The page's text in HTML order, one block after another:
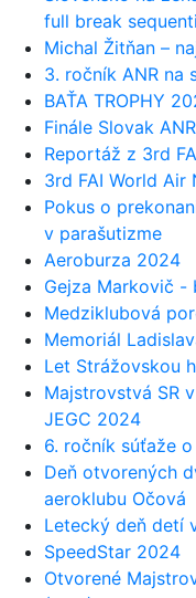
full break
Michal Žitňan –
3. ročník ANR na
BAŤA TROPHY
Finále Slovak
Reportáž z 3rd
3rd FAI World Air
Pokus o
v parašutizme
Aeroburza 2024
Gejza Markovič -
Medziklubová
Memoriál
Let Strážovskou
Majstrovstvá SR
JEGC 2024
6. ročník súťaže
Deň otvorených
aeroklubu Očová
Letecký deň detí
SpeedStar 2024
Otvorené